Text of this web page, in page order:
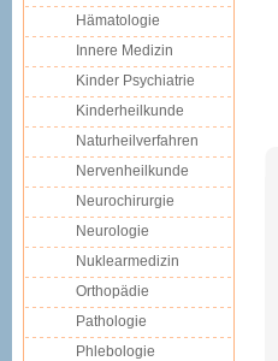
Hämatologie
Innere Medizin
Kinder Psychiatrie
Kinderheilkunde
Naturheilverfahren
Nervenheilkunde
Neurochirurgie
Neurologie
Nuklearmedizin
Orthopädie
Pathologie
Phlebologie